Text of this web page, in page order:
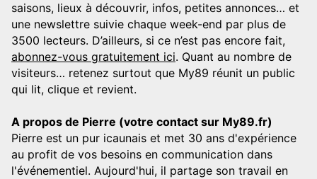
saisons, lieux à découvrir, infos, petites annonces… et
une newslettre suivie chaque week-end par plus de
3500 lecteurs. D’ailleurs, si ce n’est pas encore fait,
abonnez-vous gratuitement ici. Quant au nombre de
visiteurs… retenez surtout que My89 réunit un public
qui lit, clique et revient.
A propos de Pierre (votre contact sur My89.fr)
Pierre est un pur icaunais et met 30 ans d'expérience
au profit de vos besoins en communication dans
l'événementiel. Aujourd'hui, il partage son travail en